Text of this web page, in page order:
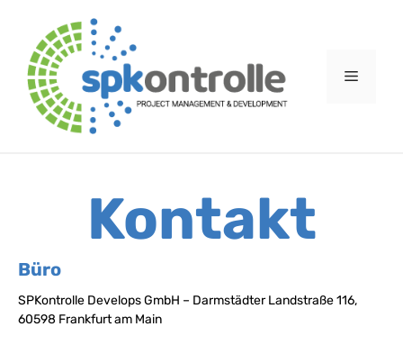
Kontakt
Büro
SPKontrolle Develops GmbH – Darmstädter Landstraße 116,
60598 Frankfurt am Main